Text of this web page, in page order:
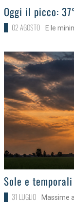
>
Oggi il picco:
02 AGOSTO E le
>
Sole e
31 LUGLIO Massime